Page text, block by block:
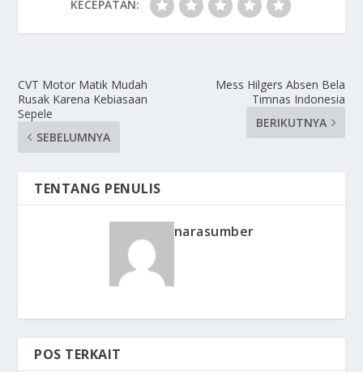
KECEPATAN:
CVT Motor Matik Mudah
Rusak Karena Kebiasaan
Sepele
SEBELUMNYA
Mess Hilgers Absen Bela
Timnas Indonesia
BERIKUTNYA
TENTANG PENULIS
narasumber
POS TERKAIT